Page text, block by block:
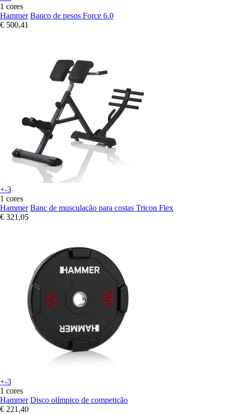
1 cores
Hammer Banco de pesos Force 6.0
€ 500,41
+-3
1 cores
Hammer Banc de musculação para costas Tricon Flex
€ 321,05
+-3
1 cores
Hammer Disco olímpico de competição
€ 221,40